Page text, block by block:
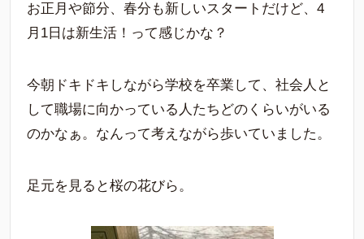
お正月や節分、春分も新しいスタートだけど、4
月1日は新生活！って感じかな？
今朝ドキドキしながら学校を卒業して、社会人と
して職場に向かっている人たちどのくらいがいる
のかなぁ。なんって考えながら歩いていました。
足元を見ると桜の花びら。